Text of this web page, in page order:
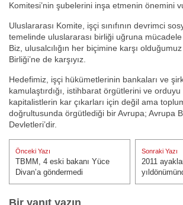
Komitesi’nin şubelerini inşa etmenin önemini
Uluslararası Komite, işçi sınıfının devrimci
temelinde uluslararası birliği uğruna
Biz, ulusalcılığın her biçimine karşı
Birliği’ne de karşıyız.
Hedefimiz, işçi hükümetlerinin bankaları ve
kamulaştırdığı, istihbarat örgütlerini ve
kapitalistlerin kar çıkarları için değil ama
doğrultusunda örgütlediği bir Avrupa; Avrupa
Devletleri’dir.
Yazı
gezinmesi
Önceki Yazı
Önceki Yazı:
TBMM, 4 eski bakanı Yüce
Divan’a göndermedi
Sonraki Yazı
Sonraki Yazı:
2011